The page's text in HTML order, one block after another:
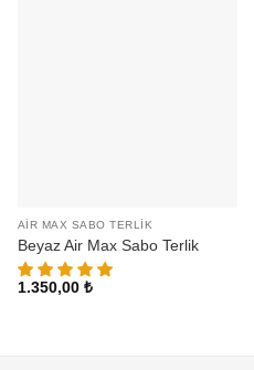
AIR MAX SABO TERLIK
Beyaz Air Max Sabo Terlik
1.350,00 ₺